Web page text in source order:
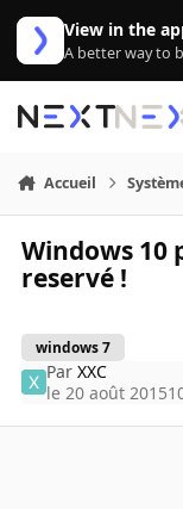
Aller au contenu
View in the
A better way to
Accueil
Windows 10
reservé !
windows 7
ParXXC
le 20 août 2015